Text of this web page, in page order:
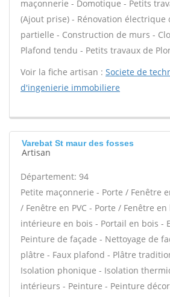
maçonnerie - Domotique - Petits
(Ajout prise) - Rénovation électrique
partielle - Construction de murs -
Plafond tendu - Petits travaux de
Voir la fiche artisan : Societe de
d'ingenierie immobiliere
Varebat St maur des fosses
Artisan
Département: 94
Petite maçonnerie - Porte / Fenêtre
/ Fenêtre en PVC - Porte / Fenêtre
intérieure en bois - Portail en bois -
Peinture de façade - Nettoyage de
plâtre - Faux plafond - Plâtre
Isolation phonique - Isolation
intérieurs - Peinture - Peinture